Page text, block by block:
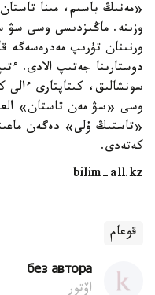
«مەنىڭ باسىم، مىنا
وزىنە. ماڭىزدىسى وسى سۋ
ورنىنان تۇرىپ مەدرەسەگە
دوستارىنا جەتىپ الادى.
سونشالىق، كىتاپتارى ءالى
وسى «سۋ مەن تاستان»
«تاستىڭ ۇلى» دەگەن
كەتەدى.
bilim-all.kz
قوعام
без автора
اۆتور